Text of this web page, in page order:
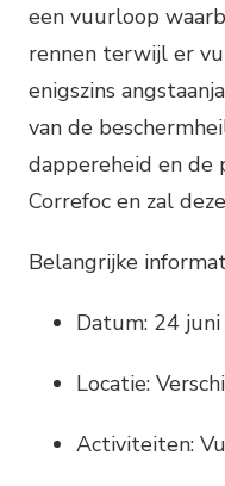
een vuurloop
rennen terwijl er
enigszins
van de
dappereheid en de
Correfoc en zal
Belangrijke
Datum: 24 juni
Locatie:
Activiteiten: